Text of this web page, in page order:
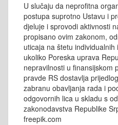
U slučaju da neprofitna
postupa suprotno Ustavu i
djeluje i sprovodi aktivnosti
propisano ovim zakonom,
uticaja na štetu
ukoliko Poreska uprava
nepravilnosti u finansijskom
pravde RS dostavlja
zabranu obavljanja rada i
odgovornih lica u skladu s
zakonodavstva Republike
freepik.com